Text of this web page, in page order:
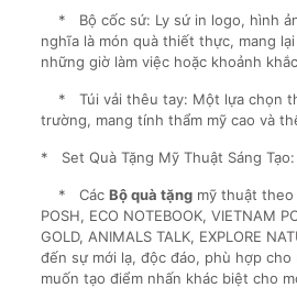
* Bộ cốc sứ: Ly sứ in logo, hình
nghĩa là món quà thiết thực, mang
những giờ làm việc hoặc khoảnh
* Túi vải thêu tay: Một lựa chọn
trường, mang tính thẩm mỹ cao và
* Set Quà Tặng Mỹ Thuật Sáng Tạo:
* Các Bộ quà tặngmỹ thuật theo
POSH, ECO NOTEBOOK, VIETNAM
GOLD, ANIMALS TALK, EXPLORE
đến sự mới lạ, độc đáo, phù hợp
muốn tạo điểm nhấn khác biệt cho